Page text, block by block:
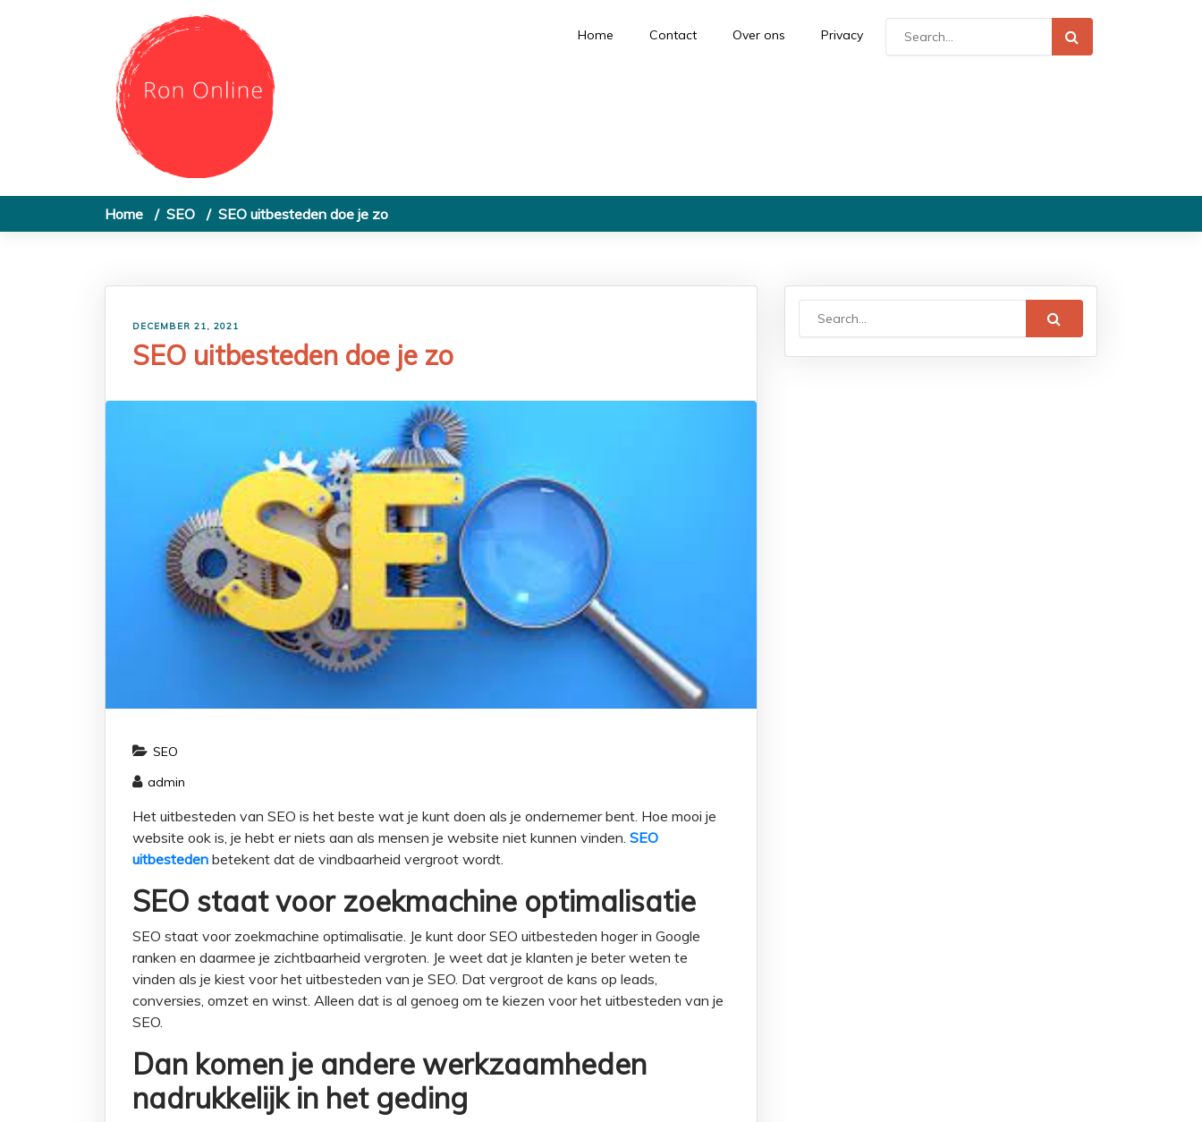
Home Contact Over ons Privacy
Home SEO SEO uitbesteden doe je zo
DECEMBER 21, 2021
SEO uitbesteden doe je zo
SEO
admin
Het uitbesteden van SEO is het beste wat je kunt doen als je ondernemer bent. Hoe mooi je
website ook is, je hebt er niets aan als mensen je website niet kunnen vinden. SEO
uitbesteden betekent dat de vindbaarheid vergroot wordt.
SEO staat voor zoekmachine optimalisatie
SEO staat voor zoekmachine optimalisatie. Je kunt door SEO uitbesteden hoger in Google
ranken en daarmee je zichtbaarheid vergroten. Je weet dat je klanten je beter weten te
vinden als je kiest voor het uitbesteden van je SEO. Dat vergroot de kans op leads,
conversies, omzet en winst. Alleen dat is al genoeg om te kiezen voor het uitbesteden van je
SEO.
Dan komen je andere werkzaamheden
nadrukkelijk in het geding